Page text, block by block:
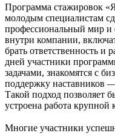
Программа стажировок
молодым специалистам
профессиональный мир и
внутри компании,
брать ответственность и
дней участники
задачами, знакомятся с
поддержку наставников
Такой подход позволяет
устроена работа крупной
Многие участники